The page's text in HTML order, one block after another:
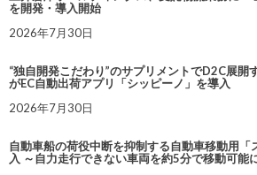
を開発・導入開始
2026年7月30日
“独自開発こだわり”のサプリメントでD2C展開
がEC自動出荷アプリ「シッピーノ」を導入
2026年7月30日
自動車船の荷役中断を抑制する自動車移動用「
入 ～自力走行できない車両を約5分で移動可能